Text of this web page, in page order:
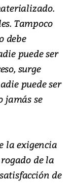
Tampoco
debe
puede ser
surge
puede ser
jamás se
la exigencia
de la
de